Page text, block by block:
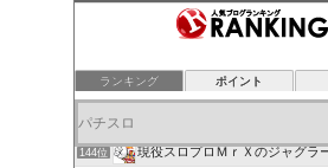
ランキング ポイント
142位 俺の歴史に！回胴日記
143位
144位 現役スロプロＭｒＸのジャグラーだけで誰で